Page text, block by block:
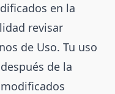
en la
revisar
de Uso. Tu uso
de la